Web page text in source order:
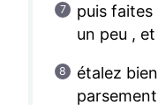
puis
un peu ,
étalez